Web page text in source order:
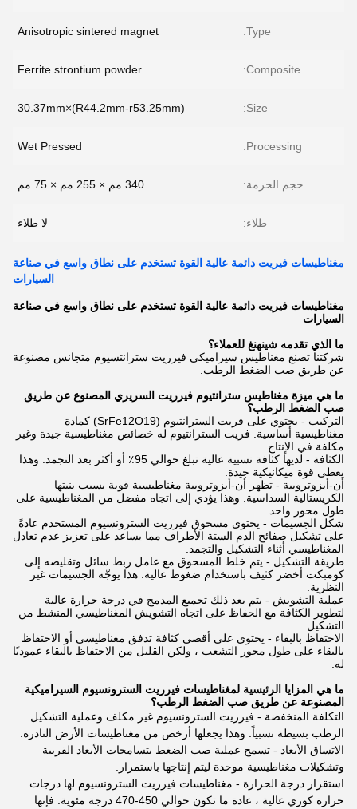
Type:
Anisotropic sintered magnet
Composite:
Ferrite strontium powder
Size:
(R44.2mm-r53.25mm)×30.37mm
Processing:
Wet Pressed
حجم الحزمة: 340 مم × 255 مم × 75 مم
طلاء: لا طلاء
مغناطيسات فيريت دائمة عالية القوة تستخدم على نطاق واسع في صناعة
السيارات
مغناطيسات فيريت دائمة عالية القوة تستخدم على نطاق واسع في صناعة
السيارات
ما الذي تقدمه شينهنغ للعملاء؟
شركتنا تصنع مغناطيس سيراميكي فيرريت سترانتسيوم متجانس مصنوعة
عن طريق صب الضغط الرطب.
ما هي ميزة مغناطيس سترانتيوم فيرريت السريري المصنوع عن طريق
صب الضغط الرطب؟
التركيب - يحتوي على فريت السترانتيوم (SrFe12O19) كمادة
مغناطيسية أساسية. فريت السترانتيوم له خصائص مغناطيسية جيدة وغير
مكلفة في الإنتاج.
الكثافة - لديها كثافة نسبية عالية تبلغ حوالي 95٪ أو أكثر بعد التجمد. وهذا
يعطي قوة ميكانيكية جيدة.
أن-أيزوتروبية - تظهر أن-أيزوتروبية مغناطيسية قوية بسبب بنيتها
الكريستالية السداسية. وهذا يؤدي إلى اتجاه مفضل من المغناطيسية على
طول محور واحد.
شكل الجسيمات - يحتوي مسحوق فيرريت السترونسيوم المستخدم عادةً
على تشكيل صفائح الدم الستة الأطراف مما يساعد على تعزيز عدم تعادل
المغناطيسي أثناء التشكيل والتجمد.
طريقة التشكيل - يتم خلط المسحوق مع عامل ربط سائل وتقليصه إلى
كومبكت أخضر كثيف باستخدام ضغوط عالية. هذا يوجّه الجسيمات غير
النظرية.
عملية التشويش - يتم بعد ذلك تجميع المدمج في درجة حرارة عالية
لتطوير الكثافة مع الحفاظ على اتجاه التشويش المغناطيسي المنشط من
التشكيل.
الاحتفاظ بالبقاء - يحتوي على أقصى كثافة تدفق مغناطيسي أو الاحتفاظ
بالبقاء على طول محور التشعب ، ولكن القليل من الاحتفاظ بالبقاء عموديًا
له.
ما هي المزايا الرئيسية لمغناطيسات فيرريت السترونسيوم السيراميكية
المصنوعة عن طريق صب الضغط الرطب؟
التكلفة المنخفضة - فيرريت السترونسيوم غير مكلف وعملية التشكيل
الرطب بسيطة نسبياً. وهذا يجعلها أرخص من مغناطيسات الأرض النادرة.
الاتساق الأبعاد - تسمح عملية صب الضغط بتسامحات الأبعاد القريبة
وتشكيلات مغناطيسية موحدة ليتم إنتاجها باستمرار.
استقرار درجة الحرارة - مغناطيسات فيرريت السترونسيوم لها درجات
حرارة كوري عالية ، عادة ما تكون حوالي 450-470 درجة مئوية. فإنها